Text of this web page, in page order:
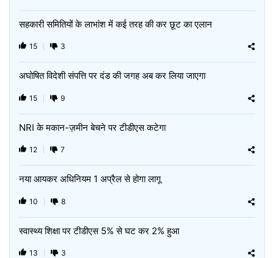
सहकारी समितियों के लाभांश में कई तरह की कर छूट का एलान
15 3
अघोषित विदेशी संपत्ति पर दंड की जगह अब कर लिया जाएगा
15 9
NRI के मकान-ज़मीन बेचने पर टीडीएस कटेगा
12 7
नया आयकर अधिनियम 1 अप्रैल से होगा लागू
10 8
स्वास्थ्य शिक्षा पर टीडीएस 5% से घट कर 2% हुआ
13 3